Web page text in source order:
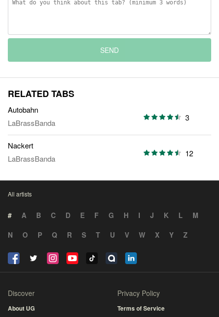
SEND
RELATED TABS
Autobahn
LaBrassBanda
3
Nackert
LaBrassBanda
12
All artists
# A B C D E F G H I J K L
M
N
O P Q R S T U V W X Y Z
Discover
About UG
Privacy Policy
Terms of Service